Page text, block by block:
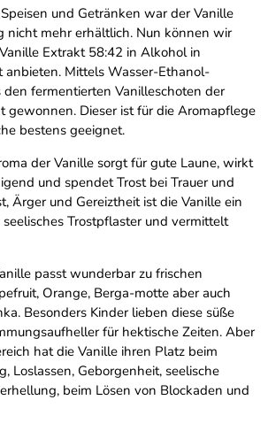
und Getränken war der Vanille
nicht mehr erhältlich. Nun können wir
Extrakt 58:42 in Alkohol in
anbieten. Mittels Wasser-Ethanol-
den fermentierten Vanilleschoten der
gewonnen. Dieser ist für die Aromapflege
bestens geeignet.
der Vanille sorgt für gute Laune, wirkt
und spendet Trost bei Trauer und
Ärger und Gereiztheit ist die Vanille ein
Trostpflaster und vermittelt
passt wunderbar zu frischen
Orange, Berga-motte aber auch
Besonders Kinder lieben diese süße
für hektische Zeiten. Aber
hat die Vanille ihren Platz beim
Loslassen, Geborgenheit, seelische
beim Lösen von Blockaden und